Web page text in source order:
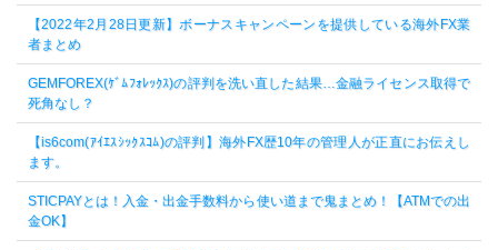
【2022年2月28日更新】ボーナスキャンペーンを提供している海外FX業
者まとめ
GEMFOREX(ｹﾞﾑﾌｫﾚｯｸｽ)の評判を洗い直した結果…金融ライセンス取得で
死角なし？
【is6com(ｱｲｴｽｼｯｸｽｺﾑ)の評判】海外FX歴10年の管理人が正直にお伝えし
ます。
STICPAYとは！入金・出金手数料から使い道まで鬼まとめ！【ATMでの出
金OK】